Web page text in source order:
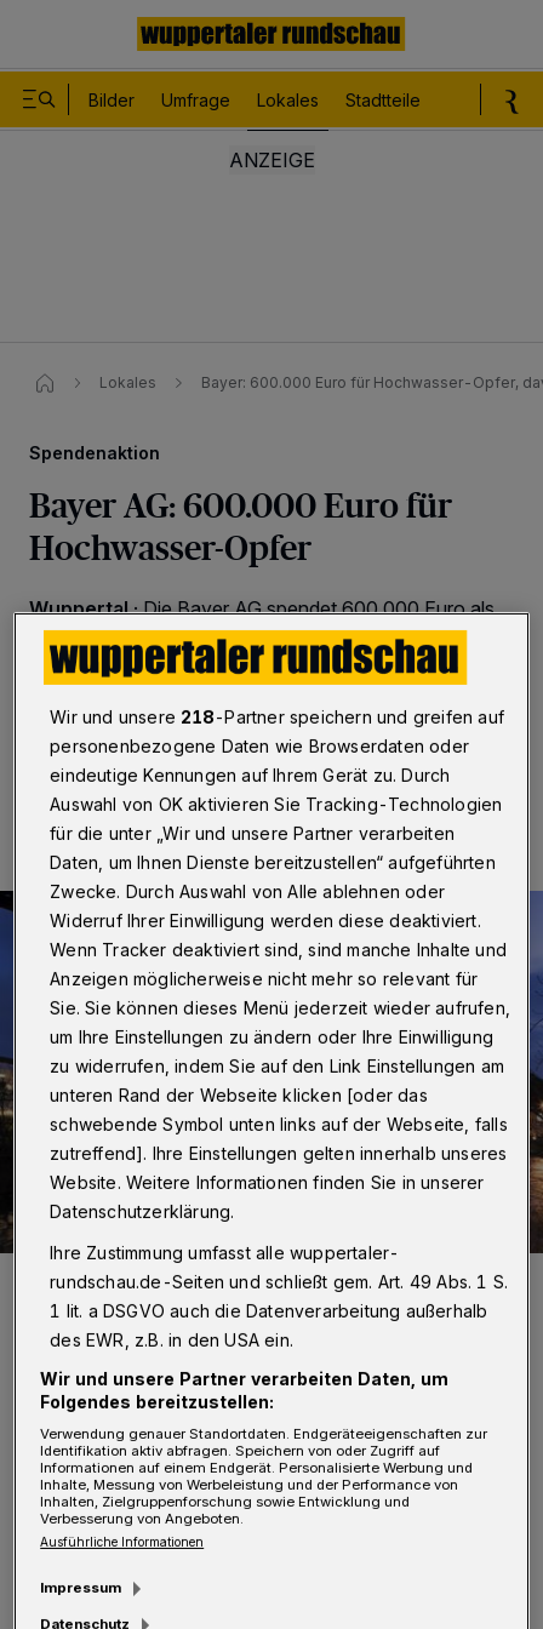
Bilder Umfrage Lokales Stadtteile
Lokales Bayer: 600.000 Euro für Hochwasser-Opfer,
Spendenaktion
Bayer AG: 600.000 Euro für
Hochwasser-Opfer
Wuppertal·Die Bayer AG spendet 600.000 Euro als
Soforthilfe für die Opfer der Hochwasser-Katastrophe.
Die Mittel sind für das Deutsche Rote Kreuz sowie zwei
Stiftungen in Wuppertal und Leverkusen bestimmt.
19.07.2021 , 16:37 Uhr Eine Minute Lesezeit
Das Bayer-Werk an der Wupper in Elberfeld (Archivbild).
Foto: Bayer AG
J eweils 50.000 Euro gehen als regionale
Hilfen an die Gemeinschaftsstiftung
Wuppertal und die Bürgerstiftung Leverkusen.
Katastrophenhilfe des Deutschen Roten
Wir und unsere 218-Partner speichern und greifen auf
personenbezogene Daten wie Browserdaten oder
eindeutige Kennungen auf Ihrem Gerät zu. Durch
Auswahl von OK aktivieren Sie Tracking-Technologien
für die unter „Wir und unsere Partner verarbeiten
Daten, um Ihnen Dienste bereitzustellen“ aufgeführten
Zwecke. Durch Auswahl von Alle ablehnen oder
Widerruf Ihrer Einwilligung werden diese deaktiviert.
Wenn Tracker deaktiviert sind, sind manche Inhalte und
Anzeigen möglicherweise nicht mehr so relevant für
Sie. Sie können dieses Menü jederzeit wieder aufrufen,
um Ihre Einstellungen zu ändern oder Ihre Einwilligung
zu widerrufen, indem Sie auf den Link Einstellungen am
unteren Rand der Webseite klicken [oder das
schwebende Symbol unten links auf der Webseite, falls
zutreffend]. Ihre Einstellungen gelten innerhalb unseres
Website. Weitere Informationen finden Sie in unserer
Datenschutzerklärung.
Ihre Zustimmung umfasst alle wuppertaler-
rundschau.de-Seiten und schließt gem. Art. 49 Abs. 1 S.
1 lit. a DSGVO auch die Datenverarbeitung außerhalb
des EWR, z.B. in den USA ein.
Wir und unsere Partner verarbeiten Daten, um
Folgendes bereitzustellen:
Verwendung genauer Standortdaten. Endgeräteeigenschaften zur
Identifikation aktiv abfragen. Speichern von oder Zugriff auf
Informationen auf einem Endgerät. Personalisierte Werbung und
Inhalte, Messung von Werbeleistung und der Performance von
Inhalten, Zielgruppenforschung sowie Entwicklung und
Verbesserung von Angeboten.
Ausführliche Informationen
Impressum
Datenschutz